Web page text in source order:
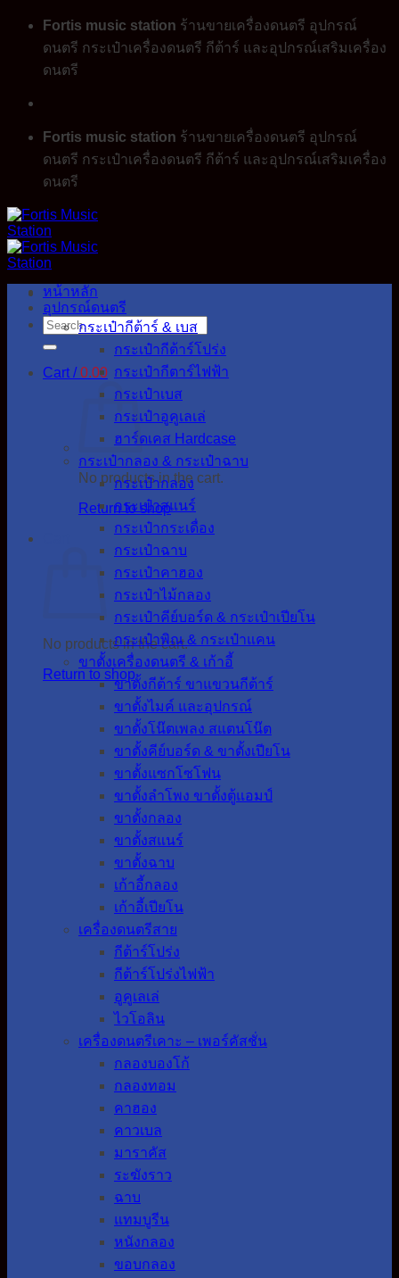
Skip
content
Fortis music station ร้านขายเครื่องดนตรี อุปกรณ์
ดนตรี กระเป๋าเครื่องดนตรี กีต้าร์ และอุปกรณ์เสริมเครื่อง
ดนตรี
Fortis music station ร้านขายเครื่องดนตรี อุปกรณ์
ดนตรี กระเป๋าเครื่องดนตรี กีต้าร์ และอุปกรณ์เสริมเครื่อง
ดนตรี
Search
for:
Cart /0.00
No products in the cart.
Return to shop
No products in the cart.
Return to shop
หน้าหลัก
อุปกรณ์ดนตรี
กระเป๋ากีต้าร์ & เบส
กระเป๋ากีต้าร์โปร่ง
กระเป๋ากีตาร์ไฟฟ้า
กระเป๋าเบส
กระเป๋าอูคูเลเล่
ฮาร์ดเคส Hardcase
กระเป๋ากลอง & กระเป๋าฉาบ
กระเป๋ากลอง
กระเป๋าสแนร์
กระเป๋ากระเดื่อง
กระเป๋าฉาบ
กระเป๋าคาฮอง
กระเป๋าไม้กลอง
กระเป๋าคีย์บอร์ด & กระเป๋าเปียโน
กระเป๋าพิณ & กระเป๋าแคน
ขาตั้งเครื่องดนตรี & เก้าอี้
ขาตั้งกีต้าร์ ขาแขวนกีต้าร์
ขาตั้งไมค์ และอุปกรณ์
ขาตั้งโน๊ตเพลง สแตนโน๊ต
ขาตั้งคีย์บอร์ด & ขาตั้งเปียโน
ขาตั้งแซกโซโฟน
ขาตั้งลำโพง ขาตั้งตู้แอมป์
ขาตั้งกลอง
ขาตั้งสแนร์
ขาตั้งฉาบ
เก้าอี้กลอง
เก้าอี้เปียโน
เครื่องดนตรีสาย
กีต้าร์โปร่ง
กีต้าร์โปร่งไฟฟ้า
อูคูเลเล่
ไวโอลิน
เครื่องดนตรีเคาะ – เพอร์คัสชั่น
กลองบองโก้
กลองทอม
คาฮอง
คาวเบล
มาราคัส
ระฆังราว
ฉาบ
แทมบูรีน
หนังกลอง
ขอบกลอง